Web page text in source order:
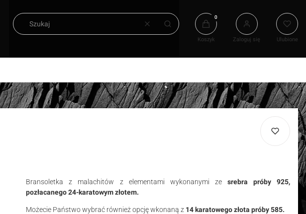
WyczyśćSzukaj
Produkty w koszyku: 0. Zobacz
Koszyk Zaloguj się Ulubione
Bransoletka z malachitów z elementami wykonanymi zesrebra próby 925,
pozłacanego 24-karatowym złotem.
Możecie Państwo wybrać również opcję wkonaną z 14 karatowego złota próby 585.